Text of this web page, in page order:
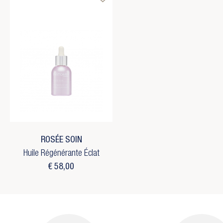
ROSÉE SOIN
Huile Régénérante Éclat
€ 58,00